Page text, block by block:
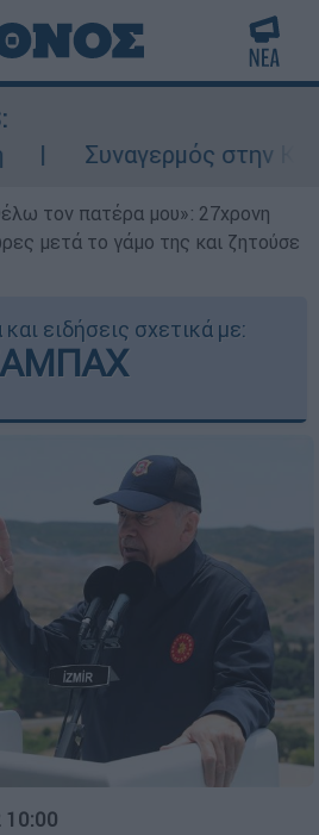
Συναγερμός στην
τον πατέρα μου»: 27χρονη
μετά το γάμο της και ζητούσε
ειδήσεις σχετικά με:
10:00